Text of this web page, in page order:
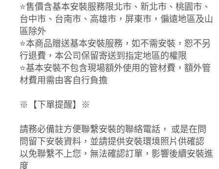
⭐️售價含基本安裝服務限北市、新北市、桃園市、
台中市、台南市、高雄市，屏東市，偏遠地區及山
區除外
⭐️本商品贈送基本安裝服務，如不需安裝，恕不另
行退費，本公司保留寄送到指定地區的權限
⭐️基本安裝不包含現場額外使用的管材費，額外管
材費用需由客自行負擔
※【下單提醒】※
請務必備註方便聯繫安裝的聯絡電話， 或是在問
問留下安裝資料，並請提供安裝環境照片供確認
以免聯繫不上您，無法確認訂單，影響後續安裝進
度